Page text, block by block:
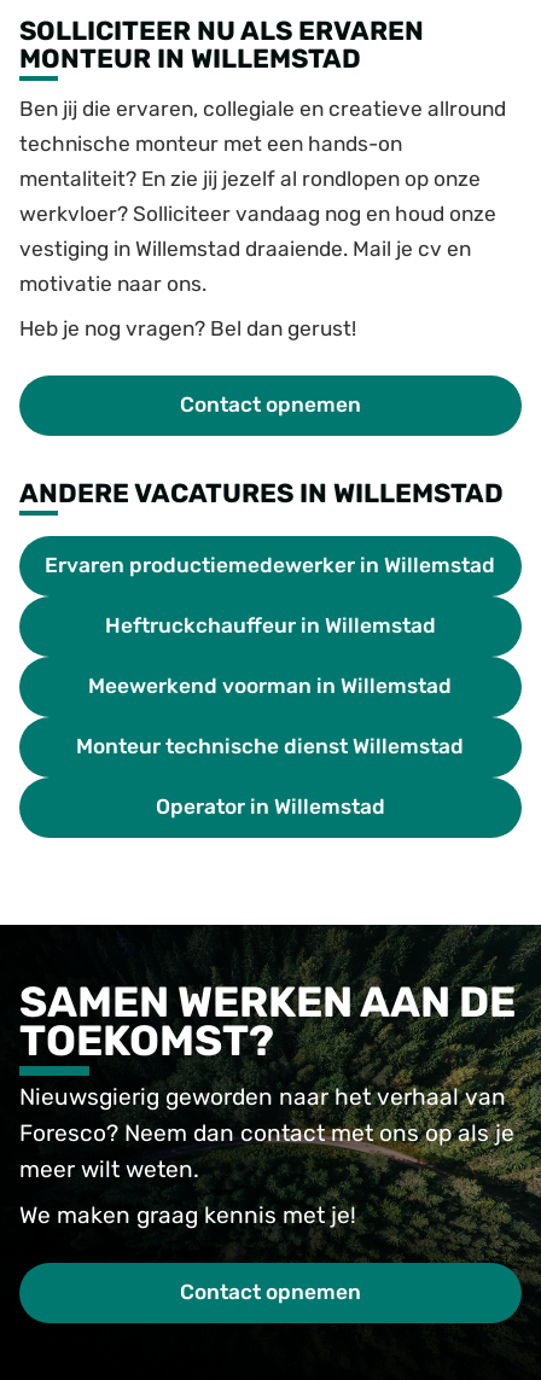
SOLLICITEER NU ALS ERVAREN
MONTEUR IN WILLEMSTAD
Ben jij die ervaren, collegiale en creatieve allround
technische monteur met een hands-on
mentaliteit? En zie jij jezelf al rondlopen op onze
werkvloer? Solliciteer vandaag nog en houd onze
vestiging in Willemstad draaiende. Mail je cv en
motivatie naar ons.
Heb je nog vragen? Bel dan gerust!
Contact opnemen
ANDERE VACATURES IN WILLEMSTAD
Ervaren productiemedewerker in Willemstad
Heftruckchauffeur in Willemstad
Meewerkend voorman in Willemstad
Monteur technische dienst Willemstad
Operator in Willemstad
SAMEN WERKEN AAN DE
TOEKOMST?
Nieuwsgierig geworden naar het verhaal van
Foresco? Neem dan contact met ons op als je
meer wilt weten.
We maken graag kennis met je!
Contact opnemen